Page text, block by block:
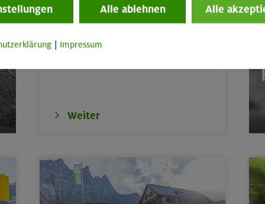
m und Schönbichler Horn 3133 m Zillertaler Alpen
indoor (3 Termine)
indoor
den Sommerferien für 8-12 Jährige
Weltmeisterin!
Paula Mayer-Vorfelder kämpft sich in der
Mittagshitze ins Finale und holt WM-Gold.
Weiter
Alle ablehnen Alle
Impressum